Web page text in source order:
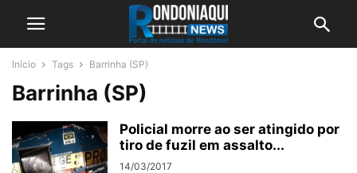
Início Tags Barrinha (SP)
Barrinha (SP)
Policial morre ao ser atingido por
tiro de fuzil em assalto...
14/03/2017